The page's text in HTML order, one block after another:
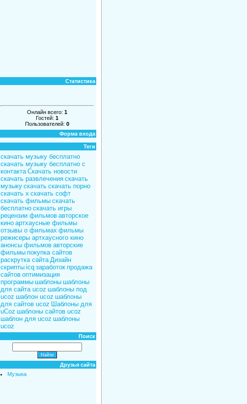
Статистика
Онлайн всего: 1
Гостей: 1
Пользователей: 0
Форма входа
Теги
скачать музыку бесплатно
скачать музыку бесплатно с
контакта Скачать новости
скачать развлечения скачать
музыку скачать скачать порно
скачать x скачать софт
скачать фильмы скачать
бесплатно скачать игры
рецензии фильмов авторское
кино артхаусные фильмы
отзывы о фильмах фильмы
режисеры артхаусного кино
анонсы фильмов авторские
фильмы покупка сайтов
раскрутка сайта Дизайн
скрипты icq заработок продажа
сайтов оптимизация
программы шаблоны шаблоны
для сайта ucoz шаблоны под
ucoz шаблон ucoz шаблоны
для сайтов ucoz Шаблоны для
uCoz шаблоны сайтов ucoz
шаблон для ucoz шаблоны
ucoz
Поиск
Друзья сайта
Музыка